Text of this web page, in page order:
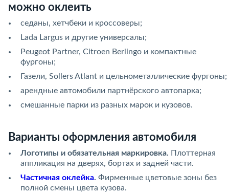
можно оклеить
седаны, хетчбеки и кроссоверы;
Lada Largus и другие универсалы;
Peugeot Partner, Citroen Berlingo и компактные
фургоны;
Газели, Sollers Atlant и цельнометаллические фургоны;
арендные автомобили партнёрского автопарка;
смешанные парки из разных марок и кузовов.
Варианты оформления автомобиля
Логотипы и обязательная маркировка. Плоттерная
аппликация на дверях, бортах и задней части.
Частичная оклейка. Фирменные цветовые зоны без
полной смены цвета кузова.